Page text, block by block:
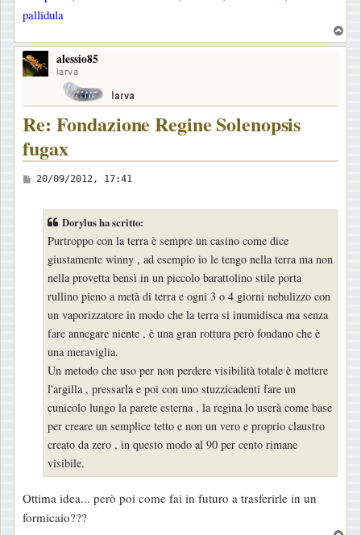
pallidula
o
alessio85
larva
Re: Fondazione Regine Solenopsis
fugax
M
20/09/2012, 17:41
Dorylus ha scritto:
Purtroppo con la terra è sempre un casino come dice
giustamente winny , ad esempio io le tengo nella terra ma non
nella provetta bensì in un piccolo barattolino stile porta
rullino pieno a metà di terra e ogni 3 o 4 giorni nebulizzo con
un vaporizzatore in modo che la terra si inumidisca ma senza
fare annegare niente , è una gran rottura però fondano che è
una meraviglia.
Un metodo che uso per non perdere visibilità totale è mettere
l'argilla , pressarla e poi con uno stuzzicadenti fare un
cunicolo lungo la parete esterna , la regina lo userà come base
per creare un semplice tetto e non un vero e proprio claustro
creato da zero , in questo modo al 90 per cento rimane
visibile.
Ottima idea... però poi come fai in futuro a trasferirle in un
formicaio???